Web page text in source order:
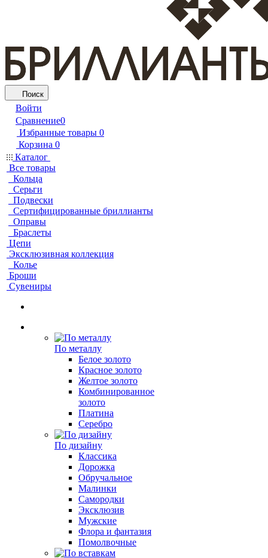
Поиск
Войти
Сравнение0
Избранные товары 0
Корзина 0
Каталог
Все товары
Кольца
Серьги
Подвески
Сертифицированные бриллианты
Оправы
Браслеты
Цепи
Эксклюзивная коллекция
Колье
Броши
Сувениры
По металлу
Белое золото
Красное золото
Желтое золото
Комбинированное
золото
Платина
Серебро
По дизайну
Классика
Дорожка
Обручальное
Малинки
Самородки
Эксклюзив
Мужские
Флора и фантазия
Помолвочные